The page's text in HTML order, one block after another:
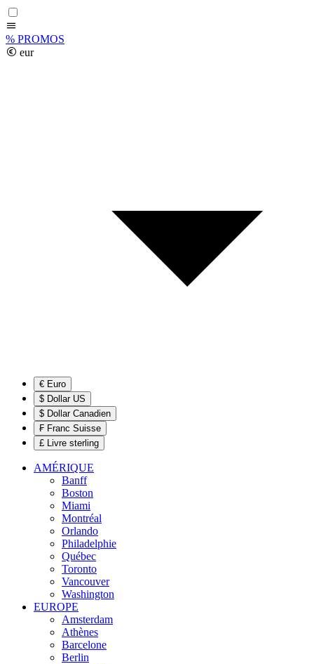
% PROMOS
eur
€ Euro
$ Dollar US
$ Dollar Canadien
₣ Franc Suisse
£ Livre sterling
AMÉRIQUE
Banff
Boston
Miami
Montréal
Orlando
Philadelphie
Québec
Toronto
Vancouver
Washington
EUROPE
Amsterdam
Athènes
Barcelone
Berlin